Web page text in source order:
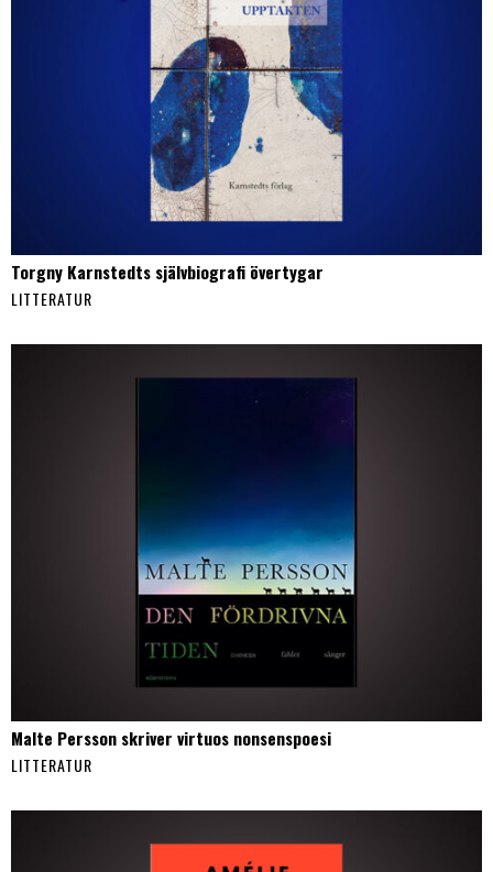
Torgny Karnstedts självbiografi övertygar
LITTERATUR
Malte Persson skriver virtuos nonsenspoesi
LITTERATUR